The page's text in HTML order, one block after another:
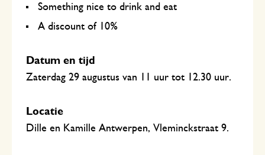
Something nice to drink and eat
A discount of 10%
Datum en tijd
Zaterdag 29 augustus van 11 uur tot 12.30 uur.
Locatie
Dille en Kamille Antwerpen, Vleminckstraat 9.